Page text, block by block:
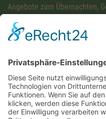
Angebote zum Übernachten,